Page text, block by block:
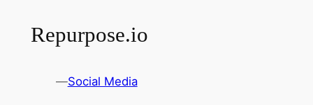
Repurpose.io
—Social Media